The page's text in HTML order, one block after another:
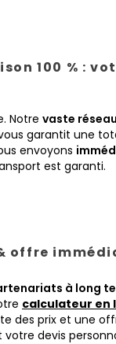
100 % :
Notre vaste
garantit une
envoyons
est garanti.
offre
à long
calculateur en
des prix et une
devis